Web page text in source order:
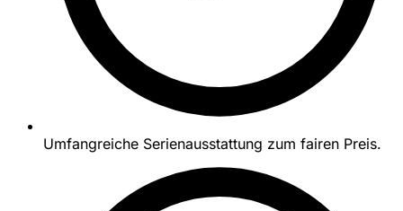
Umfangreiche Serienausstattung zum fairen Preis.